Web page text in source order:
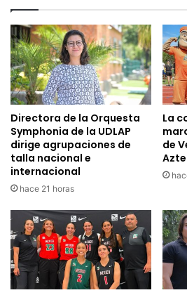
Directora de la Orquesta
Symphonia de la UDLAP
dirige agrupaciones de
talla nacional e
internacional
hace 21 horas
La
de